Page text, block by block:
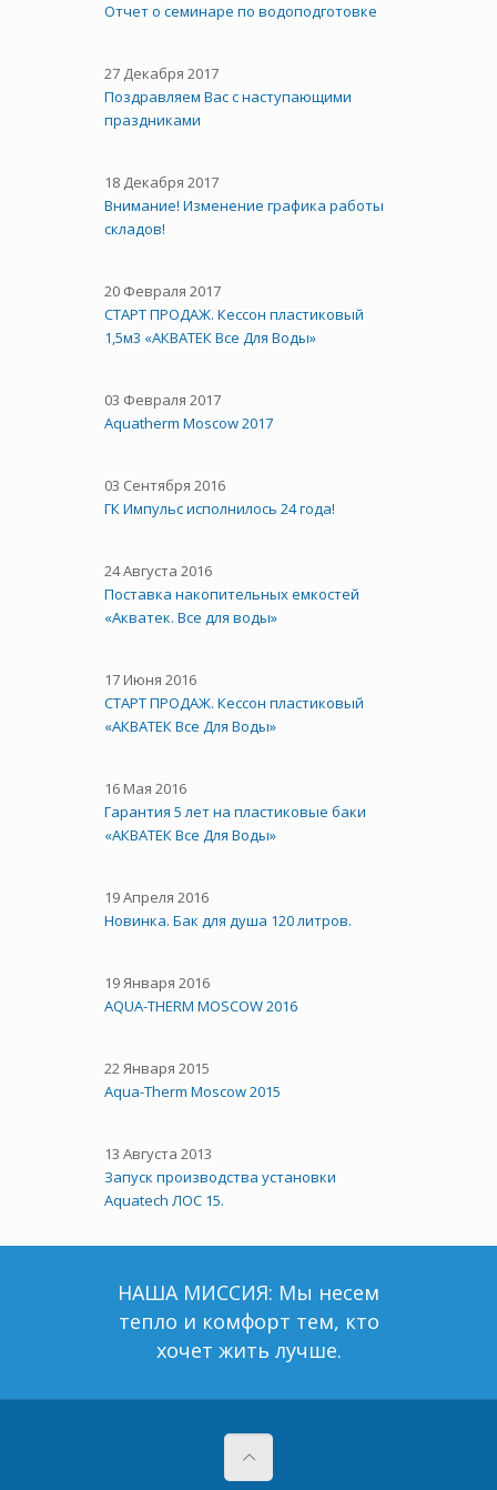
Отчет о семинаре по водоподготовке
27 Декабря 2017
Поздравляем Вас с наступающими
праздниками
18 Декабря 2017
Внимание! Изменение графика работы
складов!
20 Февраля 2017
СТАРТ ПРОДАЖ. Кессон пластиковый
1,5м3 «АКВАТЕК Все Для Воды»
03 Февраля 2017
Aquatherm Moscow 2017
03 Сентября 2016
ГК Импульс исполнилось 24 года!
24 Августа 2016
Поставка накопительных емкостей
«Акватек. Все для воды»
17 Июня 2016
СТАРТ ПРОДАЖ. Кессон пластиковый
«АКВАТЕК Все Для Воды»
16 Мая 2016
Гарантия 5 лет на пластиковые баки
«АКВАТЕК Все Для Воды»
19 Апреля 2016
Новинка. Бак для душа 120 литров.
19 Января 2016
AQUA-THERM MOSCOW 2016
22 Января 2015
Aqua-Therm Moscow 2015
13 Августа 2013
Запуск производства установки
Aquatech ЛОС 15.
НАША МИССИЯ: Мы несем
тепло и комфорт тем, кто
хочет жить лучше.